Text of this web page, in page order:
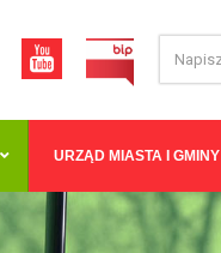
URZĄD MIASTA I GMINY